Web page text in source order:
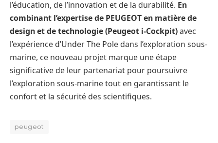
l’éducation, de l’innovation et de la durabilité. En
combinant l’expertise de PEUGEOT en matière de
design et de technologie (Peugeot i-Cockpit)avec
l’expérience d’Under The Pole dans l’exploration sous-
marine, ce nouveau projet marque une étape
significative de leur partenariat pour poursuivre
l’exploration sous-marine tout en garantissant le
confort et la sécurité des scientifiques.
peugeot